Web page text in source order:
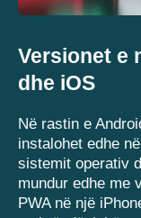
Versionet e
dhe iOS
Në rastin e
instalohet edhe
sistemit operativ
mundur edhe me
PWA në një